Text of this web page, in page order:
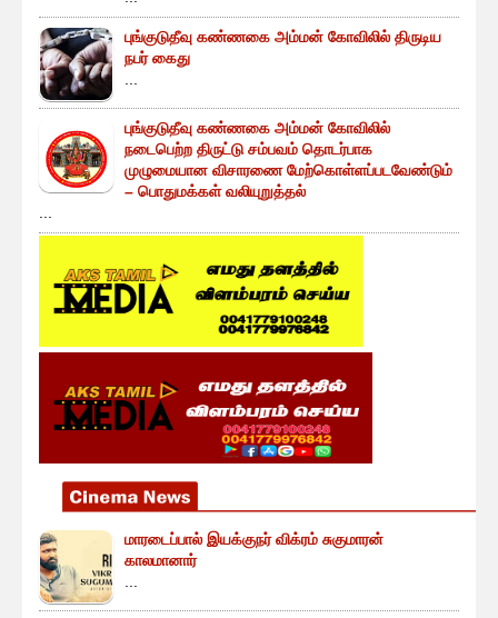
புங்குடுதீவு கண்ணகை அம்மன் கோவிலில் திருடிய
நபர் கைது
புங்குடுதீவு கண்ணகை அம்மன் கோவிலில்
நடைபெற்ற திருட்டு சம்பவம் தொடர்பாக
முழுமையான விசாரணை மேற்கொள்ளப்படவேண்டும்
– பொதுமக்கள் வலியுறுத்தல்
மாரடைப்பால் இயக்குநர் விக்ரம் சுகுமாரன்
காலமானார்